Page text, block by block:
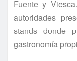
Fuente y
autoridades
stands donde
gastronomí­a